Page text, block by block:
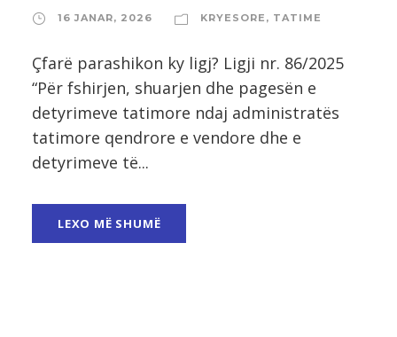
16 JANAR, 2026 KRYESORE , TATIME
Çfarë parashikon ky ligj? Ligji nr. 86/2025
“Për fshirjen, shuarjen dhe pagesën e
detyrimeve tatimore ndaj administratës
tatimore qendrore e vendore dhe e
detyrimeve të...
LEXO MË SHUMË